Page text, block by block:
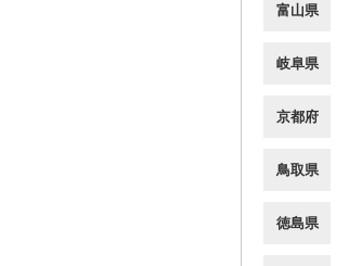
富山県
岐阜県
京都府
鳥取県
徳島県